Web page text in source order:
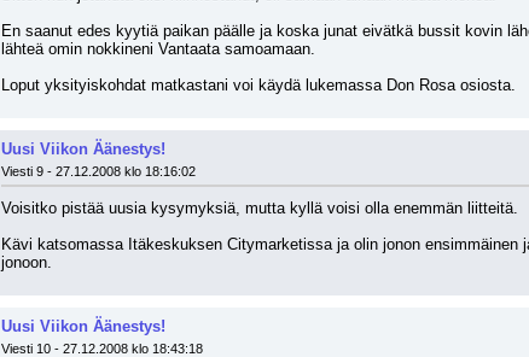
En saanut edes kyytiä paikan päälle ja koska junat eivätkä bussit kovin
lähteä omin nokkineni Vantaata samoamaan.
Loput yksityiskohdat matkastani voi käydä lukemassa Don Rosa osiosta.
Uusi Viikon Äänestys!
Viesti 9 - 27.12.2008 klo 18:16:02
Voisitko pistää uusia kysymyksiä, mutta kyllä voisi olla enemmän liitteitä.
Kävi katsomassa Itäkeskuksen Citymarketissa ja olin jonon
jonoon.
Uusi Viikon Äänestys!
Viesti 10 - 27.12.2008 klo 18:43:18